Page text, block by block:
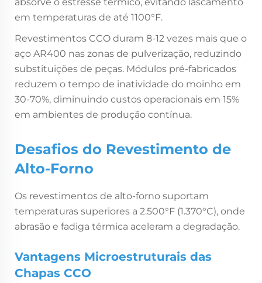
em temperaturas de até 1100°F.
Revestimentos CCO duram 8-12 vezes mais que o
aço AR400 nas zonas de pulverização, reduzindo
substituições de peças. Módulos pré-fabricados
reduzem o tempo de inatividade do moinho em
30-70%, diminuindo custos operacionais em 15%
em ambientes de produção contínua.
Desafios do Revestimento de
Alto-Forno
Os revestimentos de alto-forno suportam
temperaturas superiores a 2.500°F (1.370°C), onde
abrasão e fadiga térmica aceleram a degradação.
Vantagens Microestruturais das
Chapas CCO